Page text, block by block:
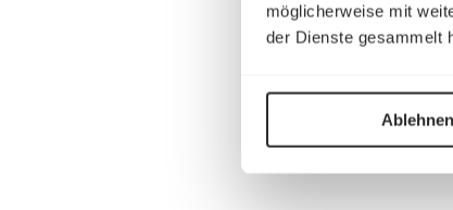
möglicherweise mit
der Dienste gesammelt
Ablehnen